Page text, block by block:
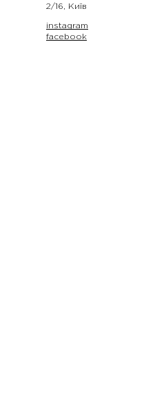
2/16, Київ
instagram
facebook